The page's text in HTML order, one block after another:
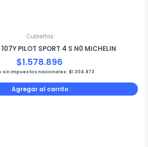
Cubiertas
PILOT SPORT 4 S N0 MICHELIN
$1.578.896
sin impuestos nacionales: $1.304.873
Agregar al carrito